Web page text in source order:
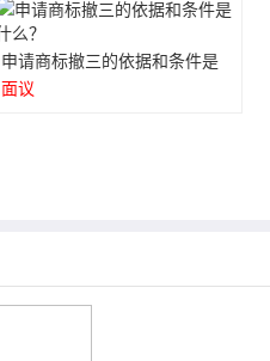
申请商标撤三的依据和条件是
什么？
面议